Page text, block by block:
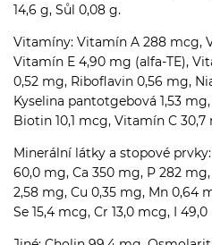
14,6 g, Sůl 0,08 g.
Vitamíny: Vitamín A 288 mcg,
Vitamín E 4,90 mg (alfa-TE),
0,52 mg, Riboflavin 0,56 mg,
Kyselina pantotgebová 1,53
Biotin 10,1 mcg, Vitamín C 30,7
Minerální látky a stopové
60,0 mg, Ca 350 mg, P 282
2,58 mg, Cu 0,35 mg, Mn 0,64
Se 15,4 mcg, Cr 13,0 mcg, I